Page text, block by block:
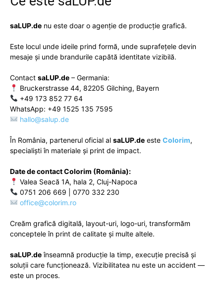
saLUP.de nu este doar o agenție de producție grafică.
Este locul unde ideile prind formă, unde suprafețele devin
mesaje și unde brandurile capătă identitate vizibilă.
Contact saLUP.de – Germania:
Bruckerstrasse 44, 82205 Gilching, Bayern
+49 173 852 77 64
WhatsApp: +49 1525 135 7595
hallo@salup.de
În România, partenerul oficial al saLUP.de este Colorim,
specialiști în materiale și print de impact.
Date de contact Colorim (România):
Valea Seacă 1A, hala 2, Cluj-Napoca
0751 206 669 | 0770 332 230
office@colorim.ro
Creăm grafică digitală, layout-uri, logo-uri, transformăm
conceptele în print de calitate și multe altele.
saLUP.deînseamnă producție la timp, execuție precisă și
soluții care funcționează. Vizibilitatea nu este un accident —
este un proces.